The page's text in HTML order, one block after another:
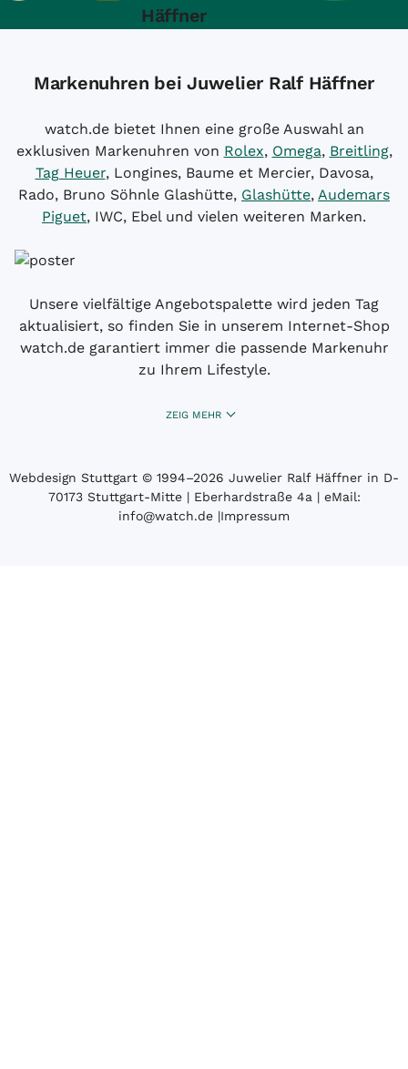
Häffner
Markenuhren bei Juwelier Ralf Häffner
watch.de bietet Ihnen eine große Auswahl an
exklusiven Markenuhren von Rolex, Omega, Breitling,
Tag Heuer, Longines, Baume et Mercier, Davosa,
Rado, Bruno Söhnle Glashütte, Glashütte, Audemars
Piguet, IWC, Ebel und vielen weiteren Marken.
Unsere vielfältige Angebotspalette wird jeden Tag
aktualisiert, so finden Sie in unserem Internet-Shop
watch.de garantiert immer die passende Markenuhr
zu Ihrem Lifestyle.
ZEIG MEHR
Webdesign Stuttgart © 1994­–2026 Juwelier Ralf Häffner in D-
70173 Stuttgart-Mitte | Eberhardstraße 4a | eMail:
info@watch.de |Impressum